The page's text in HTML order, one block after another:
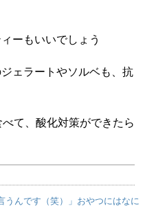
ーもいいでしょう
ェラートやソルベも、抗
て、酸化対策ができたら
うんです（笑）」おやつにはなに